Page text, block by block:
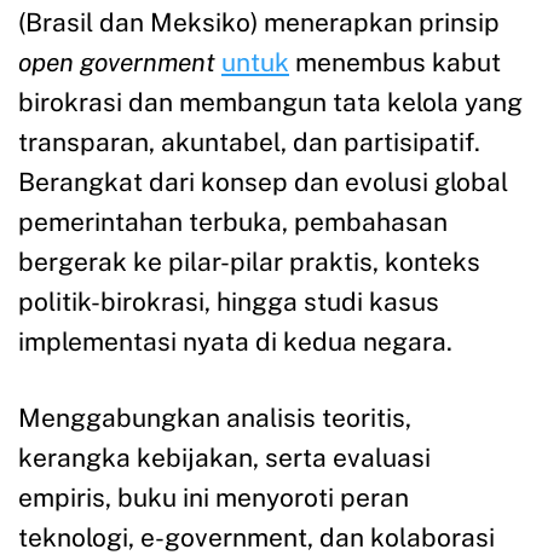
(Brasil dan Meksiko) menerapkan prinsip
open government untuk menembus kabut
birokrasi dan membangun tata kelola yang
transparan, akuntabel, dan partisipatif.
Berangkat dari konsep dan evolusi global
pemerintahan terbuka, pembahasan
bergerak ke pilar-pilar praktis, konteks
politik-birokrasi, hingga studi kasus
implementasi nyata di kedua negara.
Menggabungkan analisis teoritis,
kerangka kebijakan, serta evaluasi
empiris, buku ini menyoroti peran
teknologi, e-government, dan kolaborasi